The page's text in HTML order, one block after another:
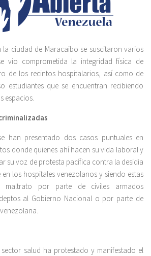
la ciudad de Maracaibo se suscitaron varios
vio comprometida la integridad física de
de los recintos hospitalarios, así como de
estudiantes que se encuentran recibiendo
espacios.
han presentado dos casos puntuales en
donde quienes ahí hacen su vida laboral y
su voz de protesta pacífica contra la desidia
los hospitales venezolanos y siendo estas
maltrato por parte de civiles armados
al Gobierno Nacional o por parte de
sector salud ha protestado y manifestado el